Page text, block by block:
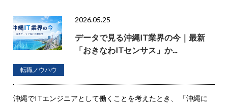
2026.05.25
データで見る沖縄IT業界の今｜最新
「おきなわITセンサス」か...
転職ノウハウ
沖縄でITエンジニアとして働くことを考えたとき、 「沖縄に